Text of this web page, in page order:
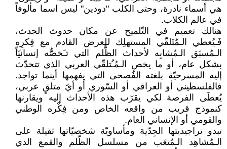
هي أسماء نادرة، وحتى الكلب "دودين" ليس اسما مألوفاً
في عالم الكلاب.
هنالك تعميم في التّلميح عن مكان حدوث الحدث،
فَـيُعطي الـمُتَلقّي المستهلِك للعرض القادم مع فِكرِه
الـمُسبَق الـمُشابِه لأحداث الظُّلم التي تـَخصُّه إنسانيّاً
بشكل عام، أو ما يخص الـمُـُتلقّي العربي الذي تتحدّث
إليه المسرحيّة بلغته الفُصحى التي يفهمها أينما تواجد.
فالفلسطيني أو العراقي أو السّوري أو أيّ متلقٍ عربي،
يُعطَى الفرصة لكي يقرّب هذه الأحداث إليه ويقارنها
كنموذج قريب من واقعه الخاص ومن فِكْره الوطني
والقومي أو الإنساني العام.
تبدو تراجيديتها الجِدّية ومأساويّة شخصيّاتها ثقيلة على
الـمُشاهِد الـمُتعَب من مسلسل الظّلم والقمع الذي